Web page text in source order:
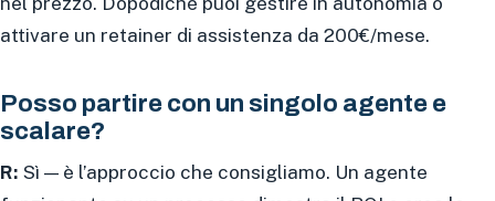
attivare un retainer di assistenza da 200€/mese.
Posso partire con un singolo agente e
scalare?
R: Sì — è l’approccio che consigliamo. Un agente